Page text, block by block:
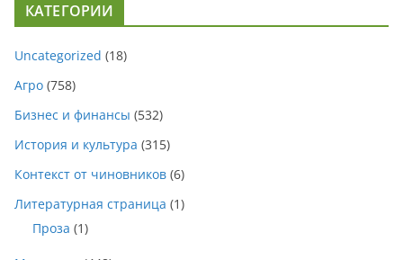
КАТЕГОРИИ
Uncategorized (18)
Агро (758)
Бизнес и финансы (532)
История и культура (315)
Контекст от чиновников (6)
Литературная страница (1)
Проза (1)